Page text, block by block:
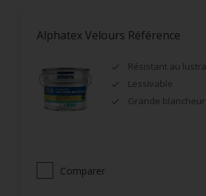
Alphatex Velours Référence
Résistant au
Lessivable
Grande blancheur
Comparer